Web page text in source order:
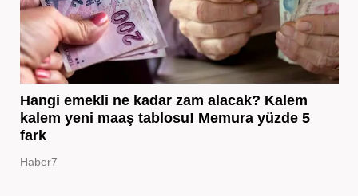
Hangi emekli ne kadar zam alacak? Kalem
kalem yeni maaş tablosu! Memura yüzde 5
fark
Haber7